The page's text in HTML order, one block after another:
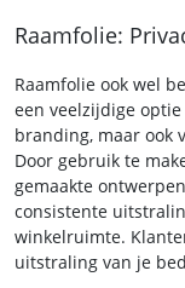
Raamfolie:
Raamfolie ook wel
een veelzijdige
branding, maar ook
Door gebruik te
gemaakte
consistente
winkelruimte.
uitstraling van je